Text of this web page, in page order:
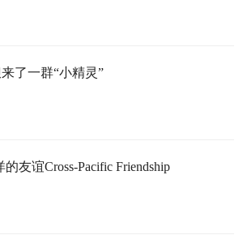
了一群“小精灵”
友谊Cross-Pacific Friendship